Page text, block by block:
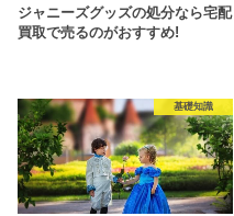
ジャニーズグッズの処分なら宅配
買取で売るのがおすすめ!
基礎知識